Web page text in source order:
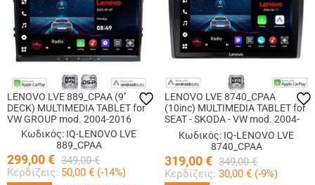
LENOVO LVE 889_CPAA (9''
DECK) MULTIMEDIA TABLET for
VW GROUP mod. 2004-2016
Κωδικός: IQ-LENOVO LVE
889_CPAA
299,00€ 349,00 €
Κερδίζεις: 50,00 € (-14%)
LENOVO LVE 8740_CPAA
(10inc) MULTIMEDIA TABLET for
SEAT - SKODA - VW mod. 2004-
2014Κωδικός: IQ-LENOVO LVE
8740_CPAA
319,00€ 349,00 €
Κερδίζεις: 30,00 € (-9%)